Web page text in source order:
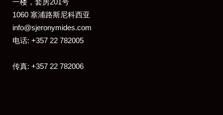
一楼，套房201号
1060 塞浦路斯尼科西亚
info@sjeronymides.com
电话: +357 22 782005
传真: +357 22 782006